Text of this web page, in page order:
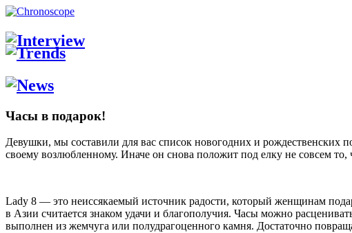
Часы в подарок!
Девушки, мы составили для вас список новогодних и рождественских
своему возлюбленному. Иначе он снова положит под елку не совсем
Lady 8 — это неиссякаемый источник радости, который женщинам
в Азии считается знаком удачи и благополучия. Часы можно
выполнен из жемчуга или полудрагоценного камня. Достаточно